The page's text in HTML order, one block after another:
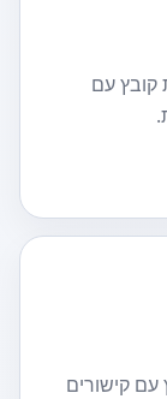
קובץ עם
עם קישורים